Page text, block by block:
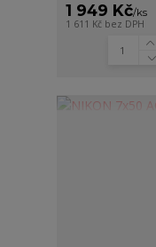
1 949 Kč/ks
1 611 Kč bez DPH